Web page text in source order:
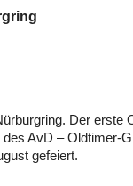
Der erste
AvD – Oldtimer-
gefeiert.